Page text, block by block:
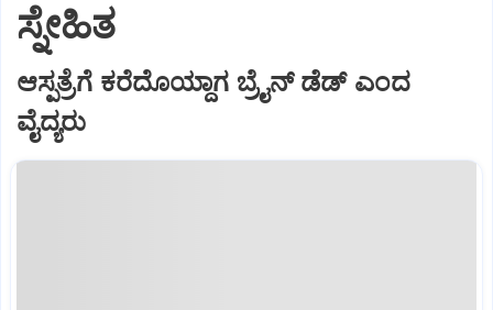
ಸ್ನೇಹಿತ
ಆಸ್ಪತ್ರೆಗೆ ಕರೆದೊಯ್ದಾಗ ಬ್ರೈನ್ ಡೆಡ್‌ ಎಂದ
ವೈದ್ಯರು